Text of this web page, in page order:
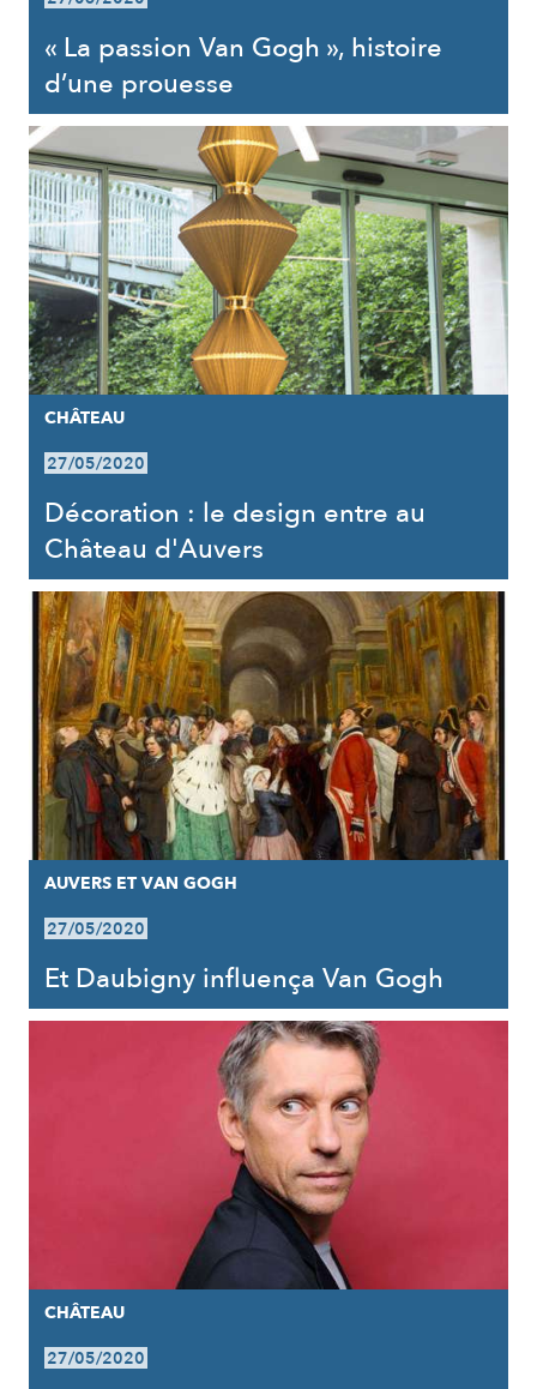
« La passion Van Gogh », histoire
d’une prouesse
CHÂTEAU
27/05/2020
Décoration : le design entre au
Château d'Auvers
AUVERS ET VAN GOGH
27/05/2020
Et Daubigny influença Van Gogh
CHÂTEAU
27/05/2020